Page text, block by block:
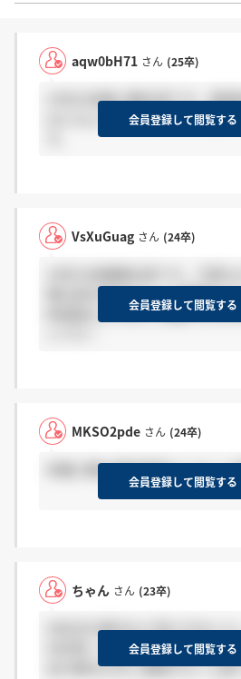
aqw0bH71 さん (25卒)
25卒の栄養士職志望です。面接
はどのように行われたのか教え
会員登録して閲覧する
VsXuGuag さん (24卒)
輩社員交流会はどんな事聞かれ
終面接もどんなこと聞かれたの
会員登録して閲覧する
MKSO2pde さん (24卒)
栄養士職の最終面接どんなこと
会員登録して閲覧する
ちゃん さん (23卒)
内定式の案内など来た方はいら
内定貰って以来書類提出の確認
会の案内以外に連絡がなく心
会員登録して閲覧する